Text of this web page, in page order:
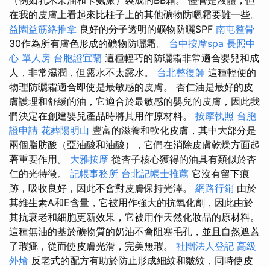
在我的皮膚上看起來比柱子上的其他礦物防曬霜要難一些。
益園益筋絡推拿 良好的分子透明的礦物防曬SPF 南屯整骨
30作為所有膚色形成的礦物防曬霜。 台中按摩spa 長照中
心 單人房 台胞證宜蘭 這種輕巧的防曬霜非常適合嬰兒和成
人，非常濕潤，但露水不太露水。 台北整復師 這種輕便的
物理防曬霜適合即使是最敏感的皮膚。 杏仁油是最好的皮
膚護理和舒緩的油，它適合於最敏感的嬰兒的皮膚，因此我
們決定在創建嬰兒產品時將其用作原材料。 按摩執照 台胞
證申請 花葬陽明山 豐富的滋養和軟化皮膚，其中大部分是
兩個脂肪酸（亞油酸和油酸），它們在消除皮膚乾燥方面起
著重要作用。 大雅按摩 從杏子核心獲得的油具有類似於杏
仁的光特徵。 記帳事務所 台北記帳士推薦 它沒有留下痕
跡，吸收良好，因此不會對皮膚保持光澤。 網路行銷 由於
其維生素A和E含量，它被用作強大的抗氧化劑，因此由於
其抗衰老和細胞更新效果，它被用作天然化妝品的原材料。
這種無油的基於礦物質的奶油不會阻塞毛孔，並且自然遮蓋
了瑕疵，從而使皮膚光滑，完美無瑕。 社團法人登記 高級
外燴 反老式的配方有助於防止形成細紋和皺紋，同時使皮